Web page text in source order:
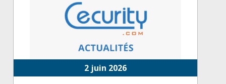
2 juin 2026